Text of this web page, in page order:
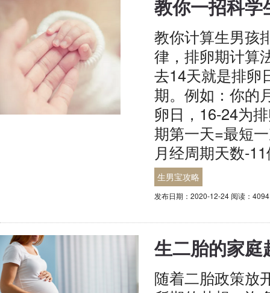
教你一招科学
教你计算生男孩
律，排卵期计算
去14天就是排卵
期。例如：你的
卵日，16-24为
期第一天=最短
月经周期天数-
生男宝攻略
发布日期：2020-12-24 阅读：
生二胎的家庭
随着二胎政策放